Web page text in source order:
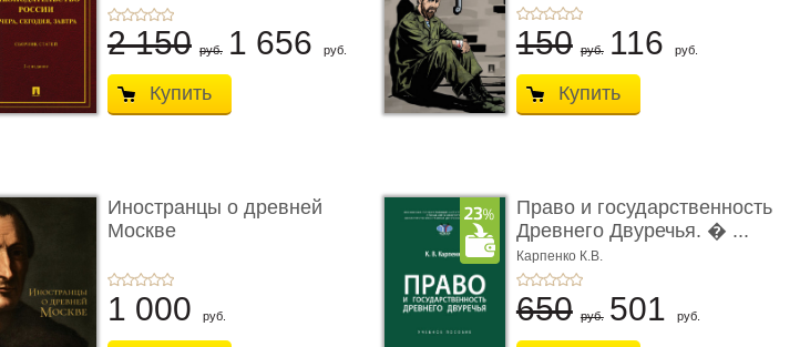
2 150 руб. 1 656 руб.
Купить
150 руб. 116 руб.
Купить
Иностранцы о древней
Москве
1 000 руб.
Право и государственность
Древнего Двуречья. � ...
Карпенко К.В.
650 руб. 501 руб.